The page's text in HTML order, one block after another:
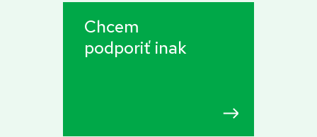
Chcem
podporiť inak